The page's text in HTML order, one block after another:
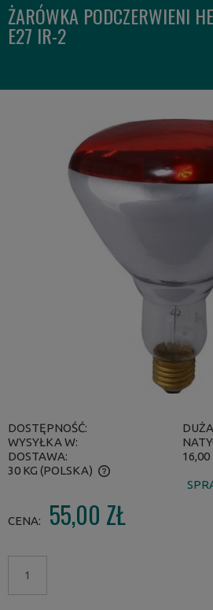
ŻARÓWKA PODCZERWIENI
E27 IR-2
DOSTĘPNOŚĆ:
WYSYŁKA W:
DOSTAWA:
16,00
30 KG (POLSKA)
CENA NIE ZAWIERA EWENTUALNYCH
CENA: 55,00 ZŁ